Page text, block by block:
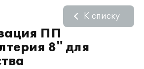
ПП
8" для
К списку